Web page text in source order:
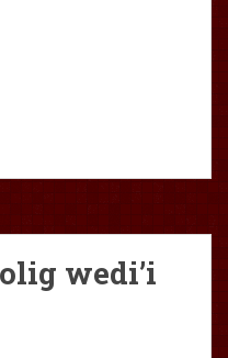
wedi’i